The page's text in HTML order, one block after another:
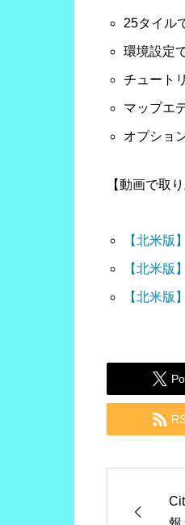
25タイル
環境設定
チュート
マップエ
オプショ
【動画で取
【北米版
【北米版
【北米版

